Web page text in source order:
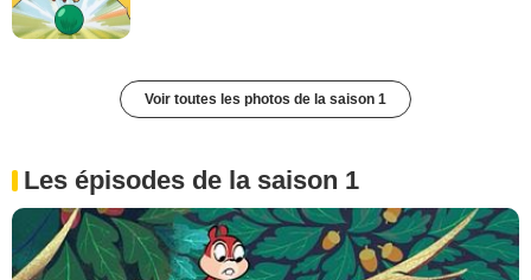
Voir toutes les photos de la saison 1
Les épisodes de la saison 1